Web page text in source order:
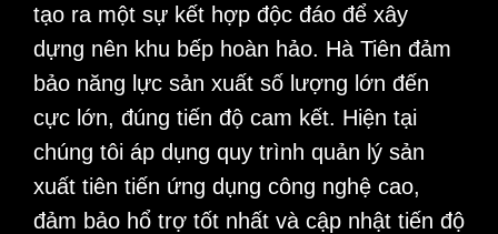
tạo ra một sự kết hợp độc đáo để xây
dựng nên khu bếp hoàn hảo. Hà Tiên đảm
bảo năng lực sản xuất số lượng lớn đến
cực lớn, đúng tiến độ cam kết. Hiện tại
chúng tôi áp dụng quy trình quản lý sản
xuất tiên tiến ứng dụng công nghệ cao,
đảm bảo hổ trợ tốt nhất và cập nhật tiến độ